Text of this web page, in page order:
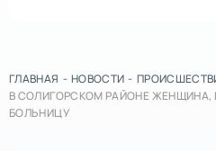
ГЛАВНАЯ - НОВОСТИ -
В СОЛИГОРСКОМ РАЙОНЕ ЖЕНЩИНА,
БОЛЬНИЦУ